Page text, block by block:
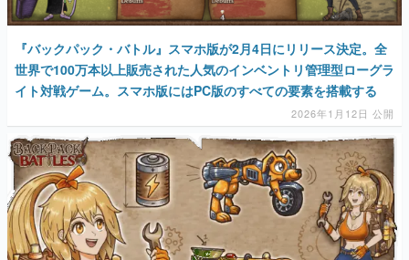
電ファミニコゲーマーとは？
『バックパック・バトル』スマホ版が2月4日にリリース決定。全
世界で100万本以上販売された人気のインベントリ管理型ローグラ
イト対戦ゲーム。スマホ版にはPC版のすべての要素を搭載する
2026年1月12日 公開